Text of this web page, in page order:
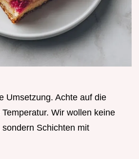
Umsetzung. Achte auf die
Wir wollen keine
Schichten mit